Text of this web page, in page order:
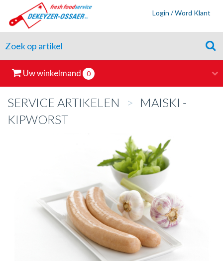
Login / Word Klant
Uw winkelmand 0
SERVICE ARTIKELEN > MAISKI -
KIPWORST